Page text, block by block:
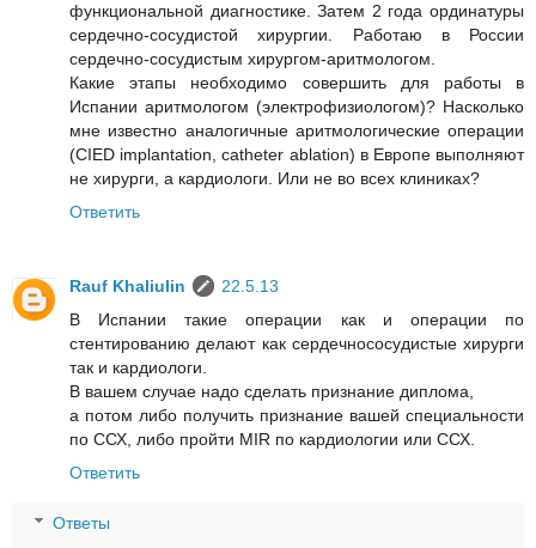
функциональной диагностике. Затем 2 года ординатуры
сердечно-сосудистой хирургии. Работаю в России
сердечно-сосудистым хирургом-аритмологом.
Какие этапы необходимо совершить для работы в
Испании аритмологом (электрофизиологом)? Насколько
мне известно аналогичные аритмологические операции
(CIED implantation, catheter ablation) в Европе выполняют
не хирурги, а кардиологи. Или не во всех клиниках?
Ответить
Rauf Khaliulin
22.5.13
В Испании такие операции как и операции по
стентированию делают как сердечнососудистые хирурги
так и кардиологи.
В вашем случае надо сделать признание диплома,
а потом либо получить признание вашей специальности
по ССХ, либо пройти MIR по кардиологии или ССХ.
Ответить
Ответы